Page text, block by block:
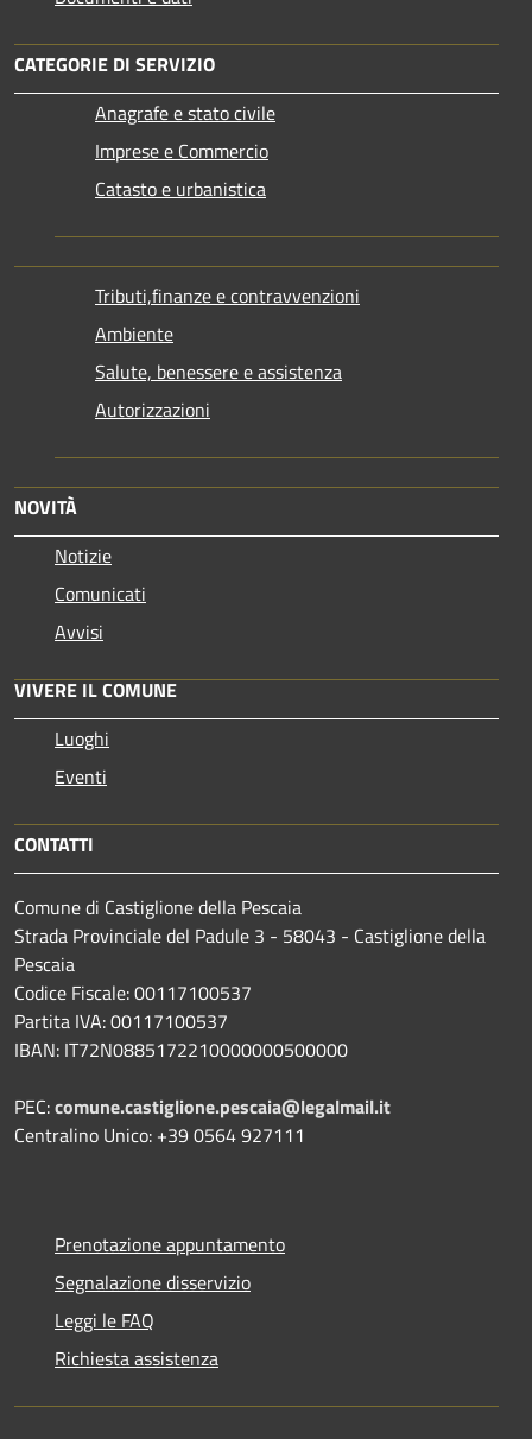
CATEGORIE DI SERVIZIO
Anagrafe e stato civile
Imprese e Commercio
Catasto e urbanistica
Tributi,finanze e contravvenzioni
Ambiente
Salute, benessere e assistenza
Autorizzazioni
NOVITÀ
Notizie
Comunicati
Avvisi
VIVERE IL COMUNE
Luoghi
Eventi
CONTATTI
Comune di Castiglione della Pescaia
Strada Provinciale del Padule 3 - 58043 - Castiglione della
Pescaia
Codice Fiscale: 00117100537
Partita IVA: 00117100537
IBAN: IT72N0885172210000000500000
PEC:comune.castiglione.pescaia@legalmail.it
Centralino Unico: +39 0564 927111
Prenotazione appuntamento
Segnalazione disservizio
Leggi le FAQ
Richiesta assistenza